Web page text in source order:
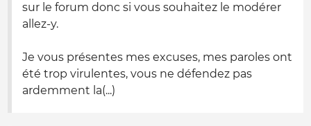
sur le forum donc si vous souhaitez le modérer
allez-y.
Je vous présentes mes excuses, mes paroles ont
été trop virulentes, vous ne défendez pas
ardemment la(...)